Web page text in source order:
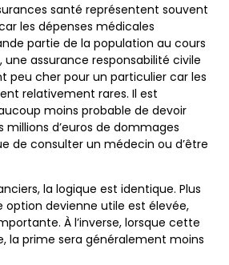
santé représentent souvent
les dépenses médicales
partie de la population au cours
une assurance responsabilité civile
peu cher pour un particulier car les
relativement rares. Il est
moins probable de devoir
millions d’euros de dommages
de consulter un médecin ou d’être
la logique est identique. Plus
option devienne utile est élevée,
À l’inverse, lorsque cette
la prime sera généralement moins